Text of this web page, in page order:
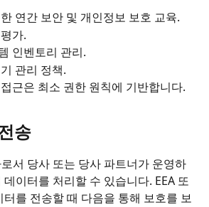
연간 보안 및 개인정보 보호 교육.
가.
인벤토리 관리.
관리 정책.
근은 최소 권한 원칙에 기반합니다.
송
서 당사 또는 당사 파트너가 운영하
이터를 처리할 수 있습니다. EEA 또
를 전송할 때 다음을 통해 보호를 보